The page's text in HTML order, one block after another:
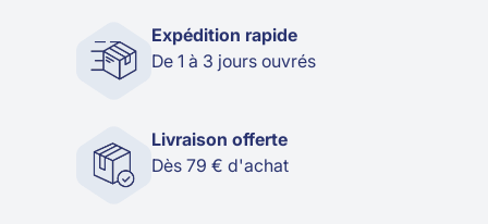
Expédition rapide
De 1 à 3 jours ouvrés
Livraison offerte
Dès 79 € d'achat